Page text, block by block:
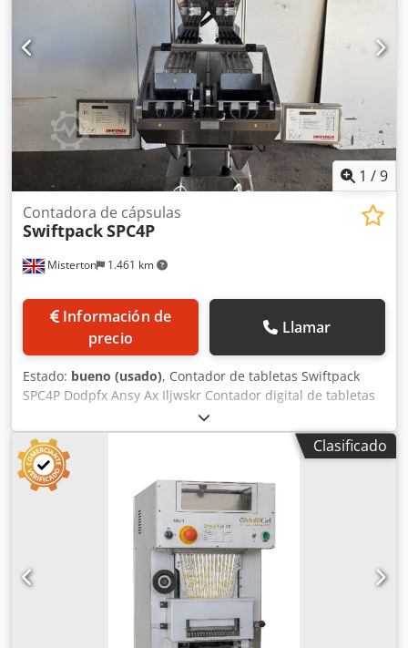
1 /9
Misterton 1.461 km
Contadora de cápsulas
SwiftpackSPC4P
Información de
precio
Llamar
Estado: bueno (usado), Contador de tabletas Swiftpack
SPC4P Dodpfx Ansy Ax Iljwskr Contador digital de tabletas
de dos vías, fabricado en acero inoxidable, diseñado para
el conteo de alta precisión de tabletas y cápsulas; utilizado
previamente para llenar tanto botellas de plástico como de
vidrio.
Clasificado